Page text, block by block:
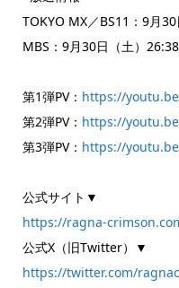
TOKYO MX／BS11：9月
MBS：9月30日（土）
第1弾PV： https://
第2弾PV： https://
第3弾PV： https://
公式サイト▼
https://ragna-
公式X（旧Twitter）▼
https://twitter.com/